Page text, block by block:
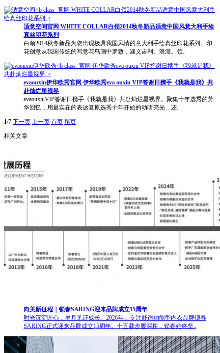
官网 WHITE COLLAR白领2014秋冬新品适意中国风意大利手
绘真丝印花系列">
适意空间官网 WHITE COLLAR白领2014秋冬新品适意中国风意大利手绘
真丝印花系列
白领2014秋冬新品为您出现极具我国风情的意大利手绘真丝印花系列。印
花创意从我国传统的写意花鸟画中罗致，涵义吉利、浪漫。领..
官网 伊华欧秀eva ouxiu VIP答谢日携手《我就是我》
共赴灿烂星视界">
evaouxiu伊华欧秀官网 伊华欧秀eva ouxiu VIP答谢日携手《我就是我》共
赴灿烂星视界
evaouxiuVIP答谢日携手《我就是我》共赴灿烂星视界。聚集十年选秀的芳
华回忆，用最实在的表达复原选秀十年开始的动听亮光，还..
1/7 下一页 上一页 首页 尾页
相关文章
向美新征程｜锁春SARING迎来品牌成立15周年
时光沉淀匠心，岁月见证成长。2026年，专注舒适功能型内衣品牌锁春
SARING正式迎来品牌成立15周年。十五载步履深耕，锁春始终坚..